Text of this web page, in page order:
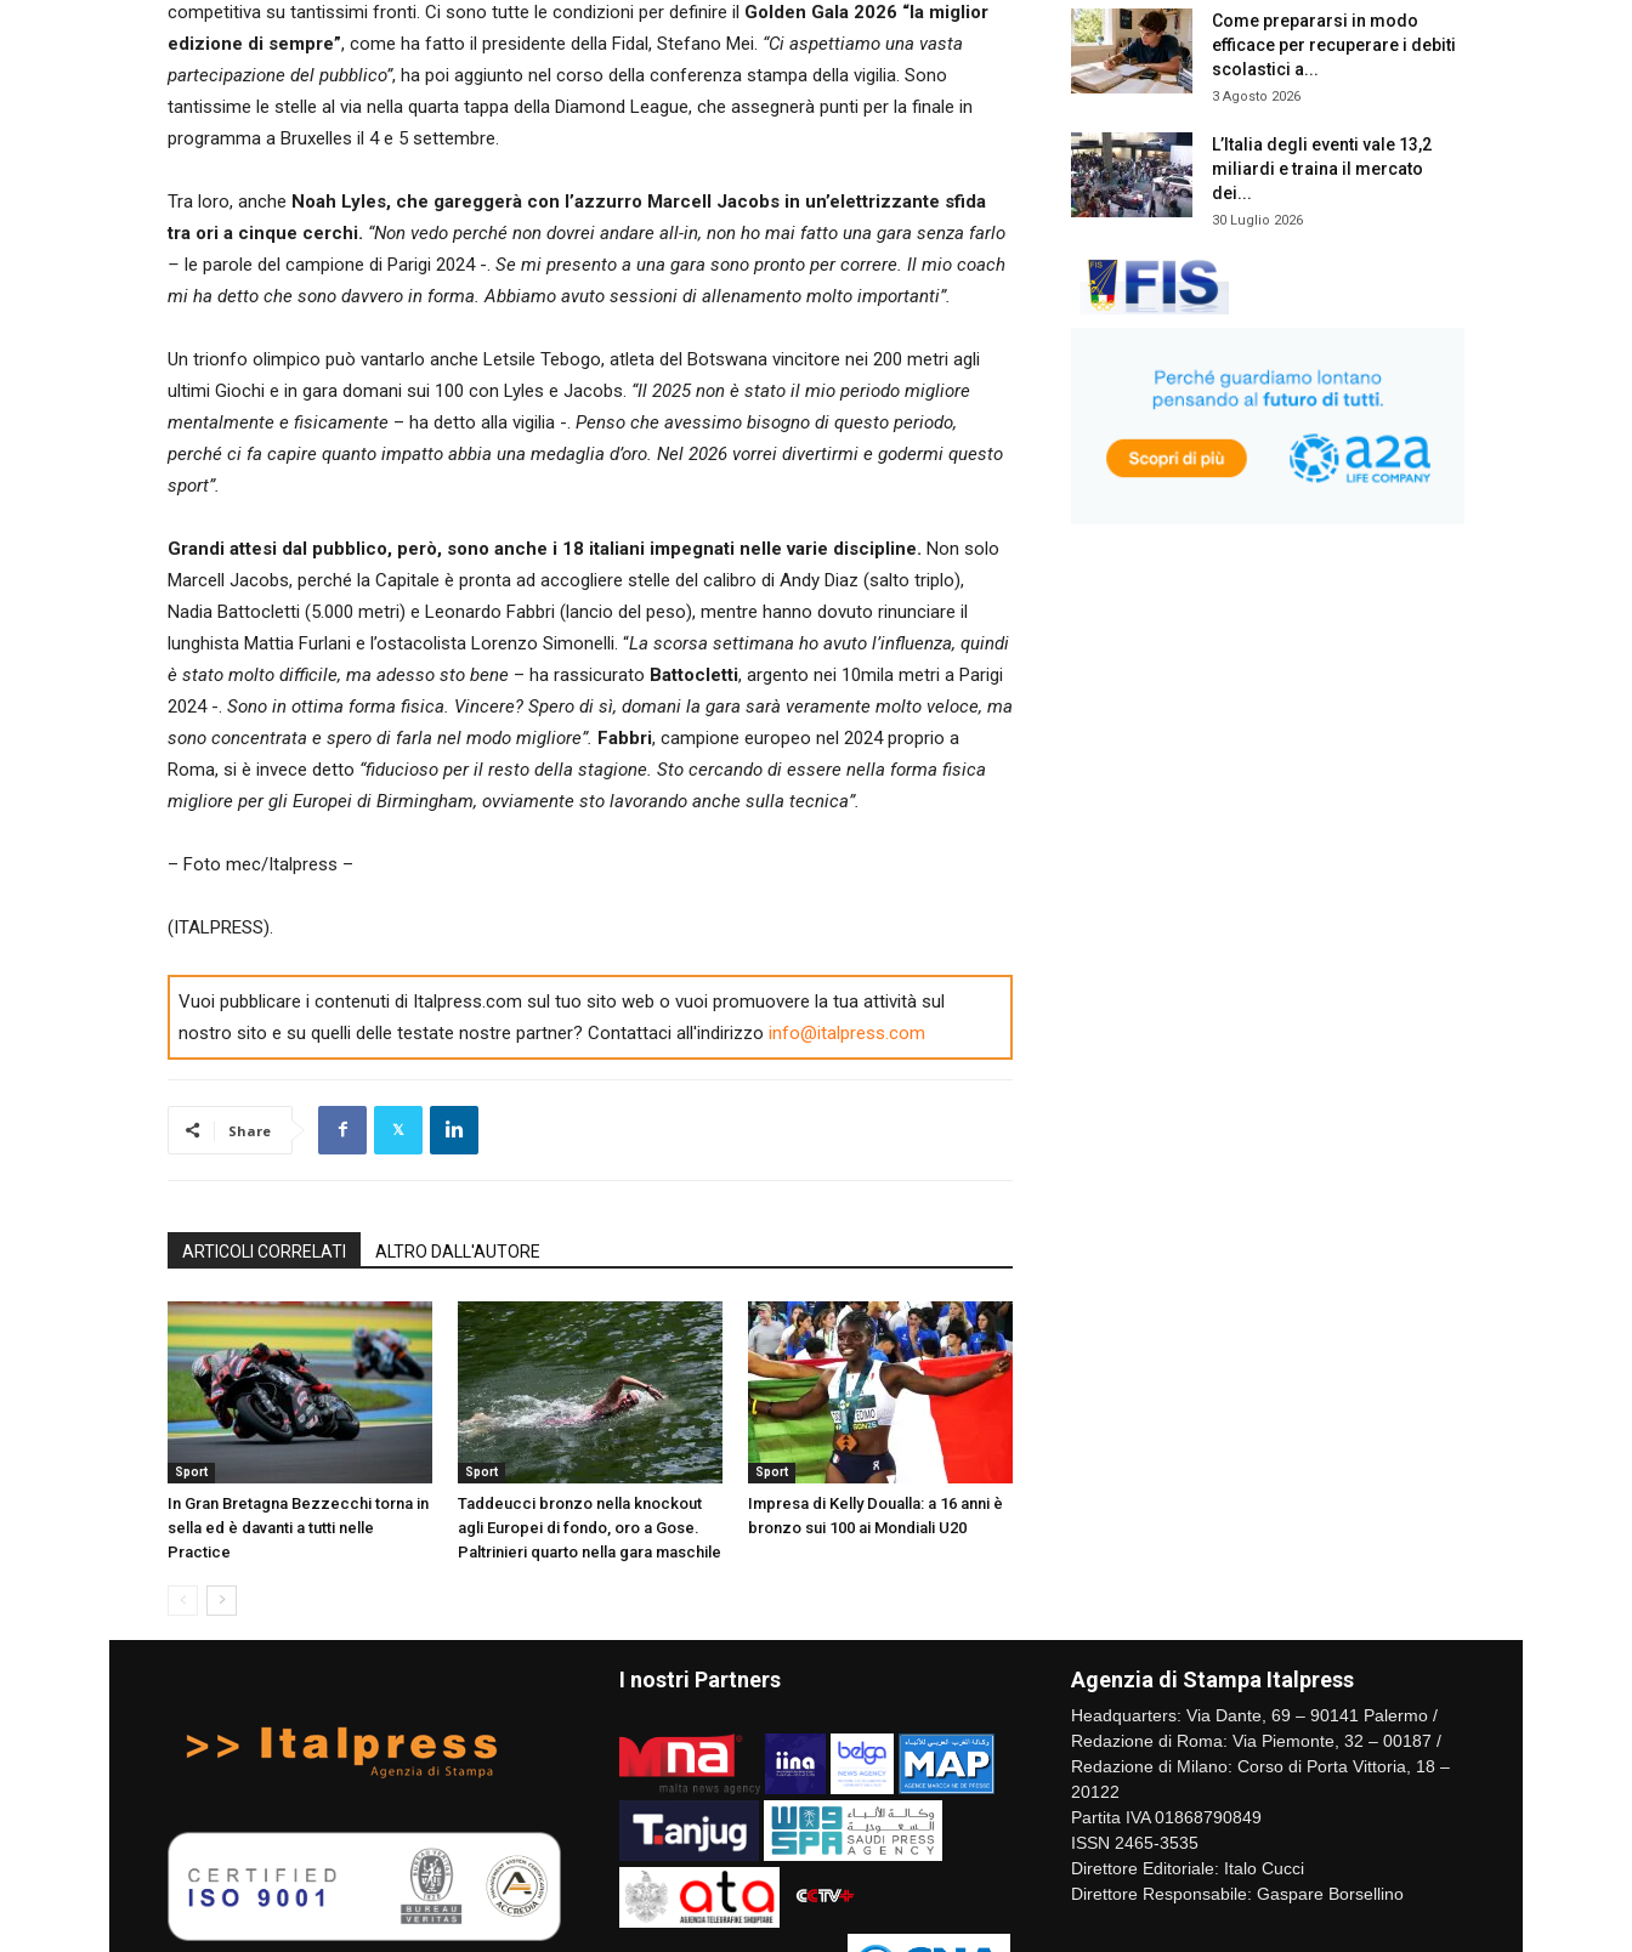
competitiva su tantissimi fronti. Ci sono tutte le condizioni per definire il Golden Gala 2026 “la miglior
edizione di sempre”, come ha fatto il presidente della Fidal, Stefano Mei. “Ci aspettiamo una vasta
partecipazione del pubblico”, ha poi aggiunto nel corso della conferenza stampa della vigilia. Sono
tantissime le stelle al via nella quarta tappa della Diamond League, che assegnerà punti per la finale in
programma a Bruxelles il 4 e 5 settembre.
Tra loro, anche Noah Lyles, che gareggerà con l’azzurro Marcell Jacobs in un’elettrizzante sfida
tra ori a cinque cerchi. “Non vedo perché non dovrei andare all-in, non ho mai fatto una gara senza farlo
– le parole del campione di Parigi 2024 -. Se mi presento a una gara sono pronto per correre. Il mio coach
mi ha detto che sono davvero in forma. Abbiamo avuto sessioni di allenamento molto importanti”.
Un trionfo olimpico può vantarlo anche Letsile Tebogo, atleta del Botswana vincitore nei 200 metri agli
ultimi Giochi e in gara domani sui 100 con Lyles e Jacobs. “Il 2025 non è stato il mio periodo migliore
mentalmente e fisicamente – ha detto alla vigilia -. Penso che avessimo bisogno di questo periodo,
perché ci fa capire quanto impatto abbia una medaglia d’oro. Nel 2026 vorrei divertirmi e godermi questo
sport”.
Grandi attesi dal pubblico, però, sono anche i 18 italiani impegnati nelle varie discipline. Non solo
Marcell Jacobs, perché la Capitale è pronta ad accogliere stelle del calibro di Andy Diaz (salto triplo),
Nadia Battocletti (5.000 metri) e Leonardo Fabbri (lancio del peso), mentre hanno dovuto rinunciare il
lunghista Mattia Furlani e l’ostacolista Lorenzo Simonelli. “La scorsa settimana ho avuto l’influenza, quindi
è stato molto difficile, ma adesso sto bene – ha rassicurato Battocletti, argento nei 10mila metri a Parigi
2024 -. Sono in ottima forma fisica. Vincere? Spero di sì, domani la gara sarà veramente molto veloce, ma
sono concentrata e spero di farla nel modo migliore”. Fabbri, campione europeo nel 2024 proprio a
Roma, si è invece detto “fiducioso per il resto della stagione. Sto cercando di essere nella forma fisica
migliore per gli Europei di Birmingham, ovviamente sto lavorando anche sulla tecnica”.
– Foto mec/Italpress –
(ITALPRESS).
Vuoi pubblicare i contenuti di Italpress.com sul tuo sito web o vuoi promuovere la tua attività sul
nostro sito e su quelli delle testate nostre partner? Contattaci all'indirizzo info@italpress.com
Share
ARTICOLI CORRELATI ALTRO DALL'AUTORE
Sport
In Gran Bretagna Bezzecchi torna in
sella ed è davanti a tutti nelle
Practice
Sport
Taddeucci bronzo nella knockout
agli Europei di fondo, oro a Gose.
Paltrinieri quarto nella gara maschile
Sport
Impresa di Kelly Doualla: a 16 anni è
bronzo sui 100 ai Mondiali U20
Come prepararsi in modo
efficace per recuperare i debiti
scolastici a...
3 Agosto 2026
L’Italia degli eventi vale 13,2
miliardi e traina il mercato
dei...
30 Luglio 2026
I nostri Partners Agenzia di Stampa Italpress
Headquarters: Via Dante, 69 – 90141 Palermo /
Redazione di Roma: Via Piemonte, 32 – 00187 /
Redazione di Milano: Corso di Porta Vittoria, 18 –
20122
Partita IVA 01868790849
ISSN 2465-3535
Direttore Editoriale: Italo Cucci
Direttore Responsabile: Gaspare Borsellino